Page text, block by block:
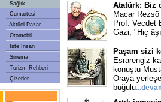
Sağlık
Cumartesi
Aktüel Pazar
Otomobil
İşte İnsan
Sinema
Turizm Rehberi
Çizerler
Atatürk: Biz
Macar
Prof. Vecdet
Gazi, "Hiç
Paşam sizi
Esrarengiz
konuştu
Oraya
buğulu...